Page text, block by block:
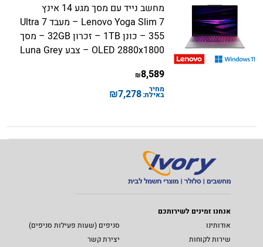
מחשב נייד עם מסך מגע 14 אינץ
Lenovo Yoga Slim 7 – מעבד Ultra 7
355 – כונן 1TB – זכרון 32GB – מסך
OLED 2880x1800 – צבע Luna Grey
8,589
₪
מחיר
באילת:7,278
₪
אנחנו זמינים לשירותכם
אודותינו
סניפים (שעות פעילות סניפים)
שירות לקוחות
יצירת קשר